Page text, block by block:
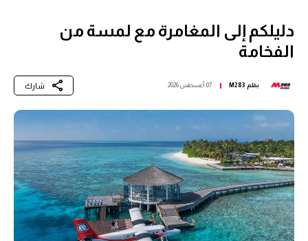
دليلكم إلى المغامرة مع لمسة من
الفخامة
بقلم M283 07 أغسطس 2026 شارك